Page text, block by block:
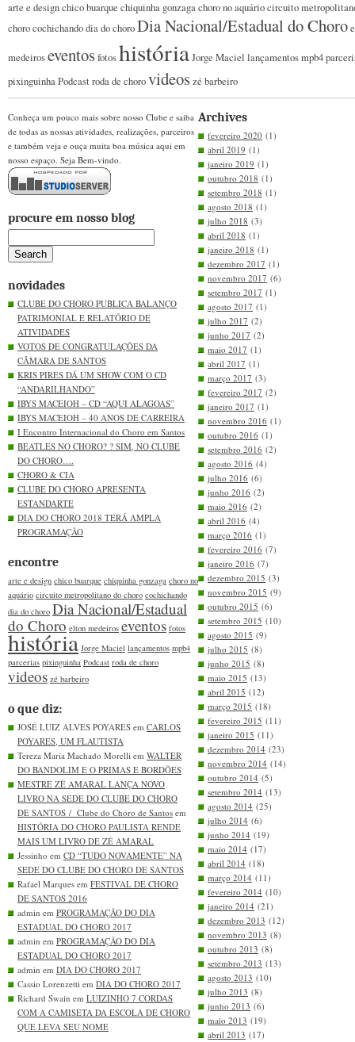
arte e designchico buarque chiquinha gonzagachoro no aquáriocircuito
chorocochichandodia do choroDia Nacional/Estadual do Choro
medeiroseventos fotoshistóriaJorge Maciel lançamentosmpb4
pixinguinhaPodcastroda de chorovideos zé barbeiro
Conheça um pouco mais sobre nosso Clube e saiba
de todas as nossas atividades, realizações, parceiros
e também veja e ouça muita boa música aqui em
nosso espaço. Seja Bem-vindo.
procure em nosso blog
novidades
CLUBE DO CHORO PUBLICA BALANÇO
PATRIMONIAL E RELATÓRIO DE
ATIVIDADES
VOTOS DE CONGRATULAÇÕES DA
CÂMARA DE SANTOS
KRIS PIRES DÁ UM SHOW COM O CD
“ANDARILHANDO”
IBYS MACEIOH – CD “AQUI ALAGOAS”
IBYS MACEIOH – 40 ANOS DE CARREIRA
I Encontro Internacional do Choro em Santos
BEATLES NO CHORO? ? SIM, NO CLUBE
DO CHORO….
CHORO & CIA
CLUBE DO CHORO APRESENTA
ESTANDARTE
DIA DO CHORO 2018 TERÁ AMPLA
PROGRAMAÇÃO
encontre
arte e design chico buarque chiquinha gonzaga choro no
aquário circuito metropolitano do choro cochichando
dia do choro Dia Nacional/Estadual
do Choro elton medeiros eventos fotos
história Jorge Maciel lançamentos mpb4
parcerias pixinguinha Podcast roda de choro
videos zé barbeiro
o que diz:
JOSÉ LUIZ ALVES POYARES em CARLOS
POYARES, UM FLAUTISTA
Tereza Maria Machado Morelli em WALTER
DO BANDOLIM E O PRIMAS E BORDÕES
MESTRE ZÉ AMARAL LANÇA NOVO
LIVRO NA SEDE DO CLUBE DO CHORO
DE SANTOS / Clube do Choro de Santos em
HISTÓRIA DO CHORO PAULISTA RENDE
MAIS UM LIVRO DE ZÉ AMARAL
Jessinho em CD “TUDO NOVAMENTE” NA
SEDE DO CLUBE DO CHORO DE SANTOS
Rafael Marques em FESTIVAL DE CHORO
DE SANTOS 2016
admin em PROGRAMAÇÃO DO DIA
ESTADUAL DO CHORO 2017
admin em PROGRAMAÇÃO DO DIA
ESTADUAL DO CHORO 2017
admin em DIA DO CHORO 2017
Cassio Lorenzetti em DIA DO CHORO 2017
Richard Swain em LUIZINHO 7 CORDAS
COM A CAMISETA DA ESCOLA DE CHORO
QUE LEVA SEU NOME
Archives
fevereiro 2020 (1)
abril 2019 (1)
janeiro 2019 (1)
outubro 2018 (1)
setembro 2018 (1)
agosto 2018 (1)
julho 2018 (3)
abril 2018 (1)
janeiro 2018 (1)
dezembro 2017 (1)
novembro 2017 (6)
setembro 2017 (1)
agosto 2017 (1)
julho 2017 (2)
junho 2017 (2)
maio 2017 (1)
abril 2017 (1)
março 2017 (3)
fevereiro 2017 (2)
janeiro 2017 (1)
novembro 2016 (1)
outubro 2016 (1)
setembro 2016 (2)
agosto 2016 (4)
julho 2016 (6)
junho 2016 (2)
maio 2016 (2)
abril 2016 (4)
março 2016 (1)
fevereiro 2016 (7)
janeiro 2016 (7)
dezembro 2015 (3)
novembro 2015 (9)
outubro 2015 (6)
setembro 2015 (10)
agosto 2015 (9)
julho 2015 (8)
junho 2015 (8)
maio 2015 (13)
abril 2015 (12)
março 2015 (18)
fevereiro 2015 (11)
janeiro 2015 (11)
dezembro 2014 (23)
novembro 2014 (14)
outubro 2014 (5)
setembro 2014 (13)
agosto 2014 (25)
julho 2014 (6)
junho 2014 (19)
maio 2014 (17)
abril 2014 (18)
março 2014 (11)
fevereiro 2014 (10)
janeiro 2014 (21)
dezembro 2013 (12)
novembro 2013 (8)
outubro 2013 (8)
setembro 2013 (13)
agosto 2013 (10)
julho 2013 (8)
junho 2013 (6)
maio 2013 (19)
abril 2013 (17)